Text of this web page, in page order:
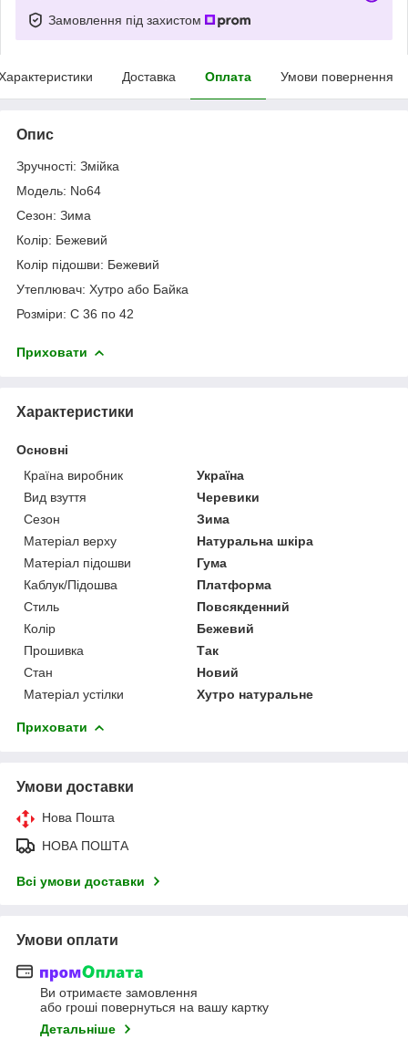
Замовлення під захистом
Доставка Оплата Умови повернення
Опис
Зручності: Змійка
Модель: No64
Сезон: Зима
Колір: Бежевий
Колір підошви: Бежевий
Утеплювач: Хутро або Байка
Розміри: С 36 по 42
Приховати
Характеристики
Основні
Країна виробник
Україна
Вид взуття
Черевики
Сезон
Зима
Матеріал верху
Натуральна шкіра
Матеріал підошви
Гума
Каблук/Підошва
Платформа
Стиль
Повсякденний
Колір
Бежевий
Прошивка
Так
Стан
Новий
Матеріал устілки
Хутро натуральне
Приховати
Умови доставки
Нова Пошта
НОВА ПОШТА
Всі умови доставки
Умови оплати
Ви отримаєте замовлення
або гроші повернуться на вашу картку
Детальніше